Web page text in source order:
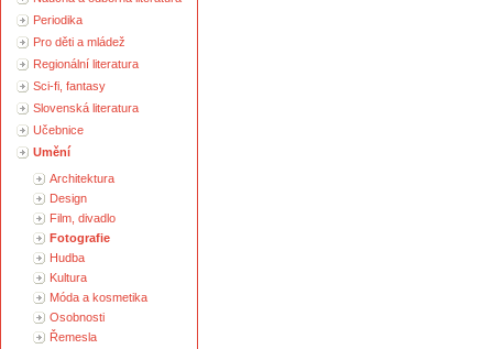
Periodika
Pro děti a mládež
Regionální literatura
Sci-fi, fantasy
Slovenská literatura
Učebnice
Umění
Architektura
Design
Film, divadlo
Fotografie
Hudba
Kultura
Móda a kosmetika
Osobnosti
Řemesla